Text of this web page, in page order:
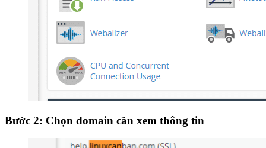
Bước 2: Chọn domain cần xem thông tin